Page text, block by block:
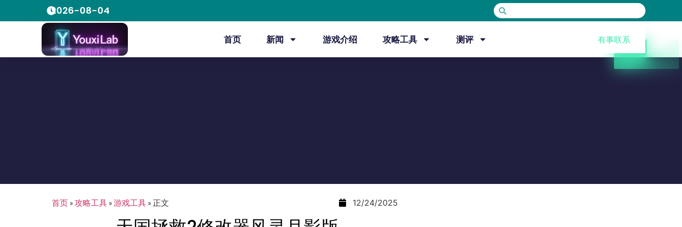
2026-08-04
首页 新闻 游戏介绍 攻略工具 测评 有事联系
首页 »攻略工具 »游戏工具 » 正文 12/24/2025